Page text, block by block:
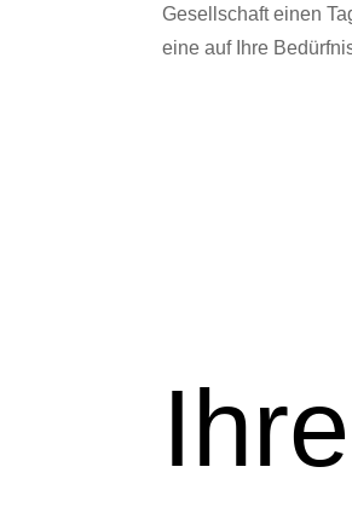
Gesellschaft einen
eine auf Ihre